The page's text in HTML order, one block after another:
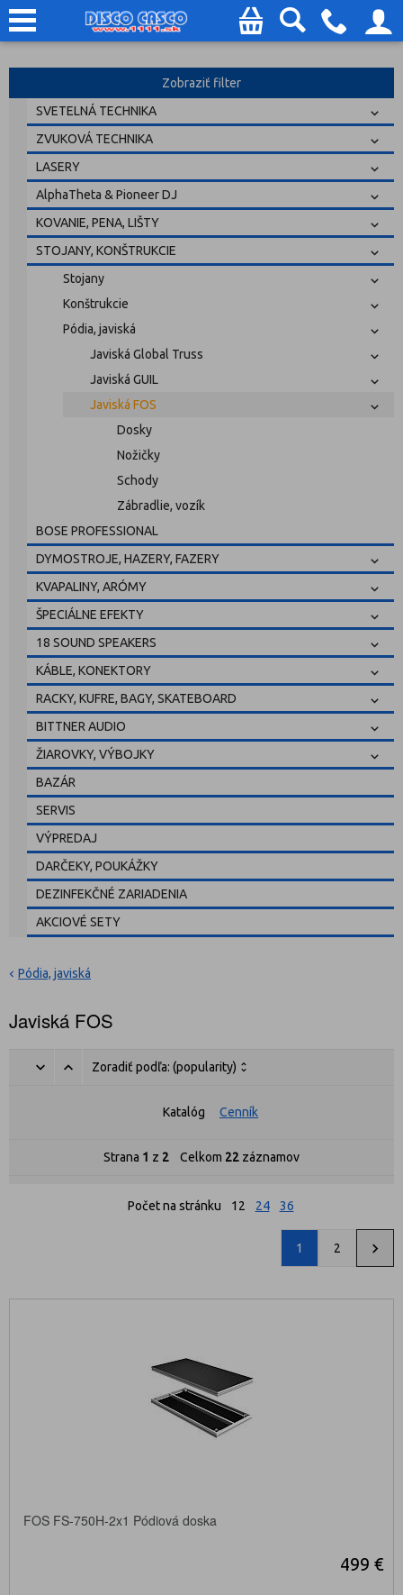
Zobraziť filter
SVETELNÁ TECHNIKA
ZVUKOVÁ TECHNIKA
LASERY
AlphaTheta & Pioneer DJ
KOVANIE, PENA, LIŠTY
STOJANY, KONŠTRUKCIE
Stojany
Konštrukcie
Pódia, javiská
Javiská Global Truss
Javiská GUIL
Javiská FOS
Dosky
Nožičky
Schody
Zábradlie, vozík
BOSE PROFESSIONAL
DYMOSTROJE, HAZERY, FAZERY
KVAPALINY, ARÓMY
ŠPECIÁLNE EFEKTY
18 SOUND SPEAKERS
KÁBLE, KONEKTORY
RACKY, KUFRE, BAGY, SKATEBOARD
BITTNER AUDIO
ŽIAROVKY, VÝBOJKY
BAZÁR
SERVIS
VÝPREDAJ
DARČEKY, POUKÁŽKY
DEZINFEKČNÉ ZARIADENIA
AKCIOVÉ SETY
Pódia, javiská
Javiská FOS
Zoradiť podľa: (popularity)
Katalóg Cenník
Strana 1 z 2 Celkom 22 záznamov
Počet na stránku 12 24 36
1 2
FOS FS-750H-2x1 Pódiová doska
499 €